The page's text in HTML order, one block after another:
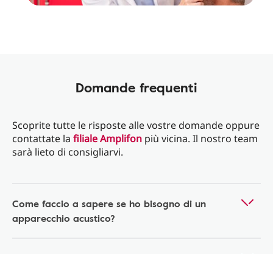
Domande frequenti
Scoprite tutte le risposte alle vostre domande oppure
contattate la filiale Amplifon più vicina. Il nostro team
sarà lieto di consigliarvi.
Come faccio a sapere se ho bisogno di un
apparecchio acustico?